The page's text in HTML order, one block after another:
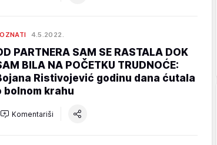
4.5.2022.
PARTNERA SAM SE RASTALA DOK
BILA NA POČETKU TRUDNOĆE:
Ristivojević godinu dana ćutala
bolnom krahu
Komentariši